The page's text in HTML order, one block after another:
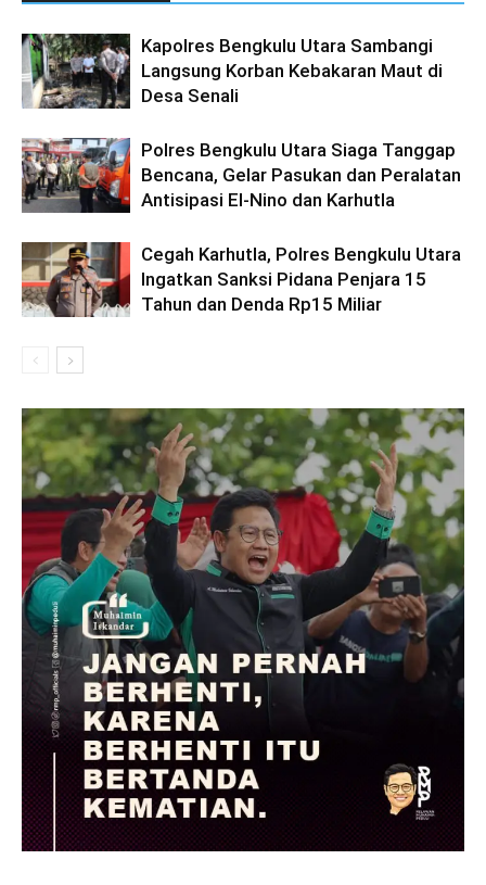
Kapolres Bengkulu Utara Sambangi
Langsung Korban Kebakaran Maut di
Desa Senali
Polres Bengkulu Utara Siaga Tanggap
Bencana, Gelar Pasukan dan Peralatan
Antisipasi El-Nino dan Karhutla
Cegah Karhutla, Polres Bengkulu Utara
Ingatkan Sanksi Pidana Penjara 15
Tahun dan Denda Rp15 Miliar